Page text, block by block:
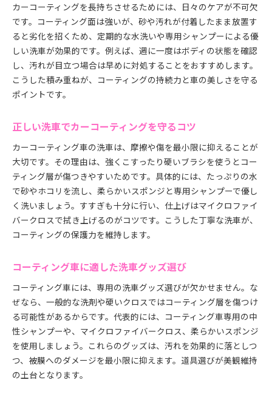
カーコーティングを長持ちさせるためには、日々のケアが不可欠
です。コーティング面は強いが、砂や汚れが付着したまま放置す
ると劣化を招くため、定期的な水洗いや専用シャンプーによる優
しい洗車が効果的です。例えば、週に一度はボディの状態を確認
し、汚れが目立つ場合は早めに対処することをおすすめします。
こうした積み重ねが、コーティングの持続力と車の美しさを守る
ポイントです。
正しい洗車でカーコーティングを守るコツ
カーコーティング車の洗車は、摩擦や傷を最小限に抑えることが
大切です。その理由は、強くこすったり硬いブラシを使うとコー
ティング層が傷つきやすいためです。具体的には、たっぷりの水
で砂やホコリを流し、柔らかいスポンジと専用シャンプーで優し
く洗いましょう。すすぎも十分に行い、仕上げはマイクロファイ
バークロスで拭き上げるのがコツです。こうした丁寧な洗車が、
コーティングの保護力を維持します。
コーティング車に適した洗車グッズ選び
コーティング車には、専用の洗車グッズ選びが欠かせません。な
ぜなら、一般的な洗剤や硬いクロスではコーティング層を傷つけ
る可能性があるからです。代表的には、コーティング車専用の中
性シャンプーや、マイクロファイバークロス、柔らかいスポンジ
を使用しましょう。これらのグッズは、汚れを効果的に落としつ
つ、被膜へのダメージを最小限に抑えます。道具選びが美観維持
の土台となります。